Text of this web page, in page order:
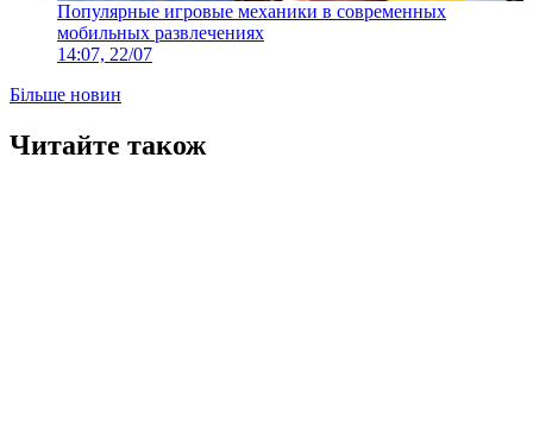
Популярные игровые механики в современных
мобильных развлечениях
14:07, 22/07
Більше новин
Читайте також